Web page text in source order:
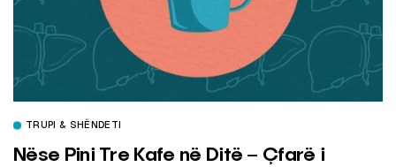
TRUPI & SHËNDETI
Nëse Pini Tre Kafe në Ditë – Çfarë i